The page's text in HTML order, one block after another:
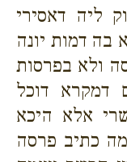
ליה דאסירי
בה דמות יונה
ולא בפרסות
דמקרא דוכל
אלא היכא
כתיב פרסה